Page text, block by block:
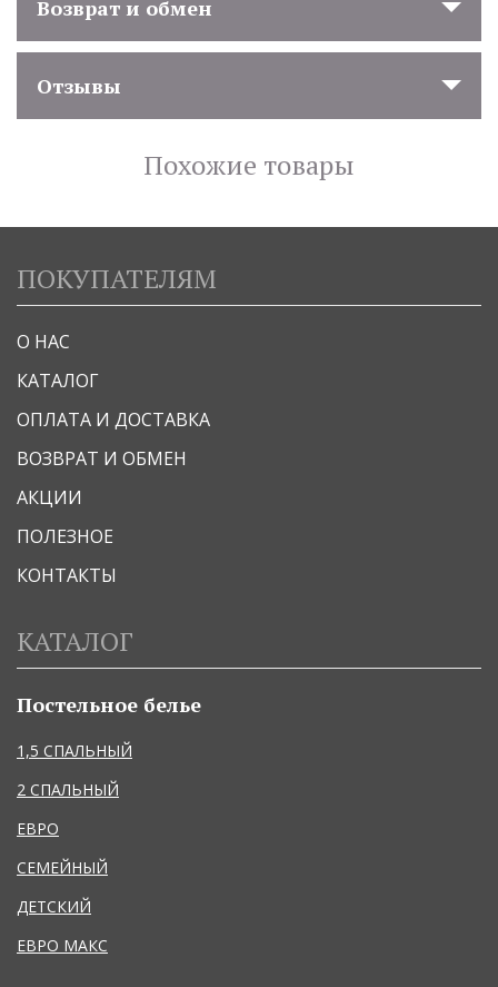
Возврат и обмен
Отзывы
Похожие товары
ПОКУПАТЕЛЯМ
О НАС
КАТАЛОГ
ОПЛАТА И ДОСТАВКА
ВОЗВРАТ И ОБМЕН
АКЦИИ
ПОЛЕЗНОЕ
КОНТАКТЫ
КАТАЛОГ
Постельное белье
1,5 СПАЛЬНЫЙ
2 СПАЛЬНЫЙ
ЕВРО
СЕМЕЙНЫЙ
ДЕТСКИЙ
ЕВРО МАКС